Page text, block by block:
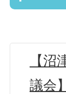
【
議会